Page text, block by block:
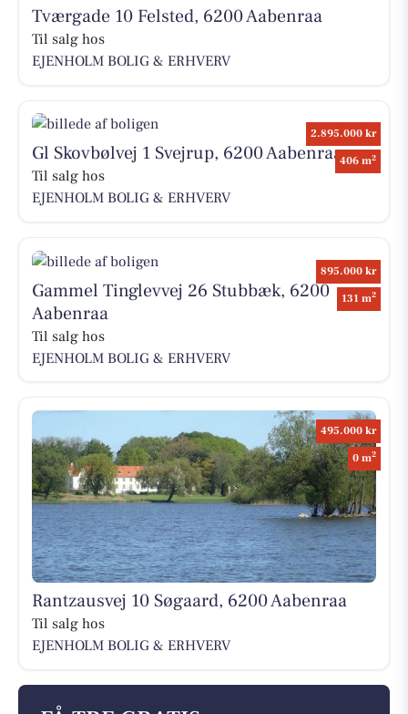
Tværgade 10 Felsted, 6200 Aabenraa
Til salg hos
EJENHOLM BOLIG & ERHVERV
2.895.000 kr
406 m2
Gl Skovbølvej 1 Svejrup, 6200 Aabenraa
Til salg hos
EJENHOLM BOLIG & ERHVERV
895.000 kr
131 m2
Gammel Tinglevvej 26 Stubbæk, 6200
Aabenraa
Til salg hos
EJENHOLM BOLIG & ERHVERV
495.000 kr
0 m2
Rantzausvej 10 Søgaard, 6200 Aabenraa
Til salg hos
EJENHOLM BOLIG & ERHVERV